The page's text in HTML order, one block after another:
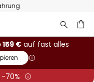
Retoure
159 €auf fast alles
-70%